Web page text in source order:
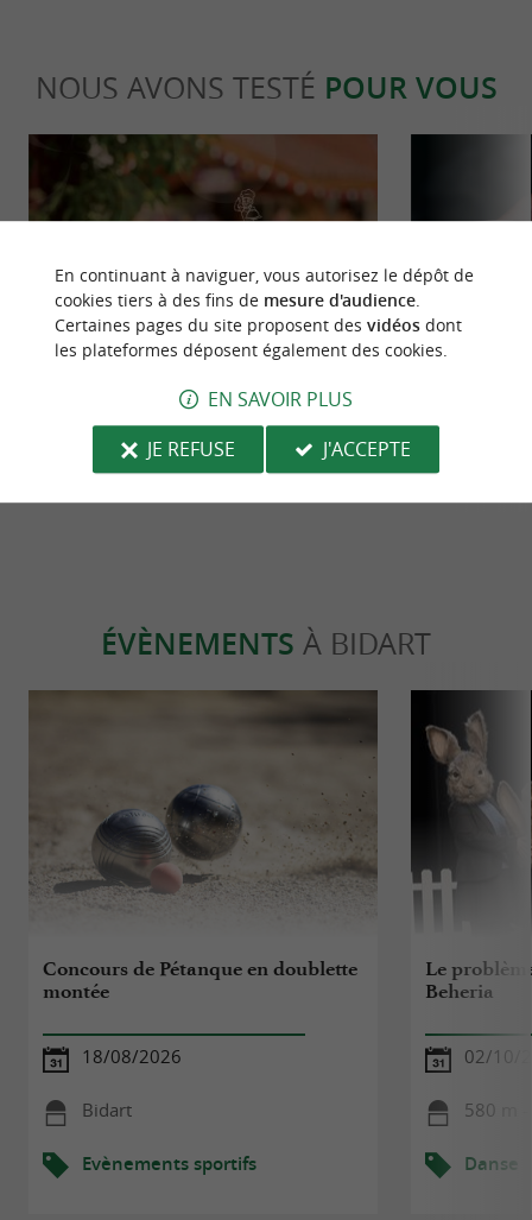
NOUS AVONS TESTÉ POUR VOUS
Restaurant le Bouchon, une adresse
gourmande au cœur du Camping
Berrua 4* à Bidart
684 m - Bidart
Gourmande
uniques et
ÉVÈNEMENTS À BIDART
Concours de Pétanque en doublette
montée
18/08/2026
Bidart
Evènements sportifs
Le
Beheria
02/10/
580 m
Danse
En continuant à naviguer, vous autorisez le dépôt de
cookies tiers à des fins de mesure d'audience.
Certaines pages du site proposent des vidéosdont
les plateformes déposent également des cookies.
EN SAVOIR PLUS
JE REFUSE
J'ACCEPTE